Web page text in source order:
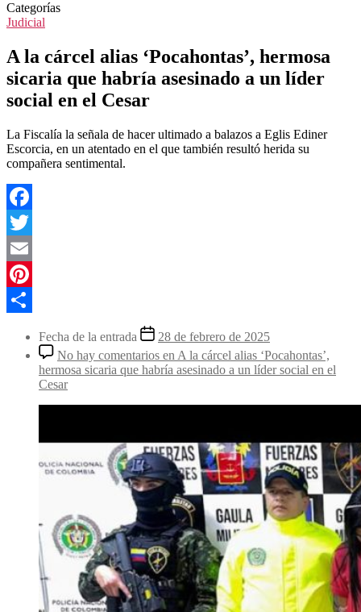
Categorías
Judicial
A la cárcel alias ‘Pocahontas’, hermosa
sicaria que habría asesinado a un líder
social en el Cesar
La Fiscalía la señala de hacer ultimado a balazos a Eglis Ediner
Escorcia, en un atentado en el que también resultó herida su
compañera sentimental.
Facebook
Twitter
Email
Pinterest
Fecha de la entrada
28 de febrero de 2025
No hay comentarios en A la cárcel alias ‘Pocahontas’,
hermosa sicaria que habría asesinado a un líder social en el
Cesar